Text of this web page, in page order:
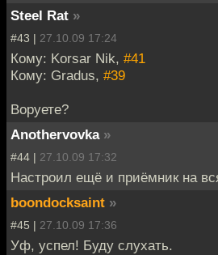
Steel Rat »
#43 | 27.10.09 17:24
Кому: Korsar Nik, #41
Кому: Gradus, #39
Воруете?
Anothervovka »
#44 | 27.10.09 17:32
Настроил ещё и приёмник на
boondocksaint »
#45 | 27.10.09 17:36
Уф, успел! Буду слухать.